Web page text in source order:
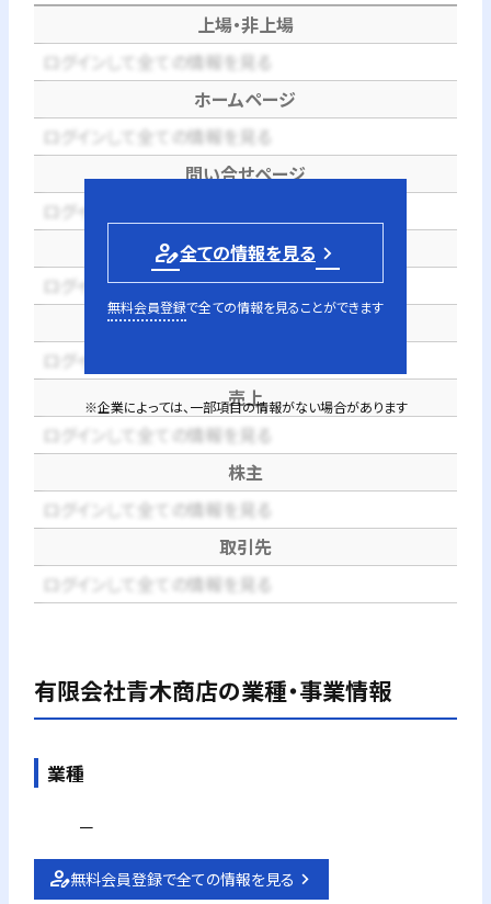
上場・非上場
ログインして全ての情報を見る
ホームページ
ログインして全ての情報を見る
問い合せページ
ログインして全ての情報を見る
電話番号
ログインして全ての情報を見る
代表者
ログインして全ての情報を見る
売上
ログインして全ての情報を見る
株主
ログインして全ての情報を見る
取引先
ログインして全ての情報を見る
person_edit全ての情報を見る
無料会員登録で全ての情報を見ることができます
※企業によっては、一部項目の情報がない場合があります
有限会社青木商店の業種・事業情報
業種
－
無料会員登録で全ての情報を見る